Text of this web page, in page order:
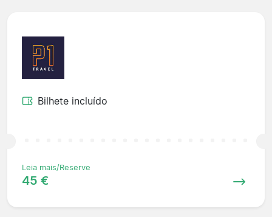
Bilhete incluído
Leia mais/Reserve
45 €